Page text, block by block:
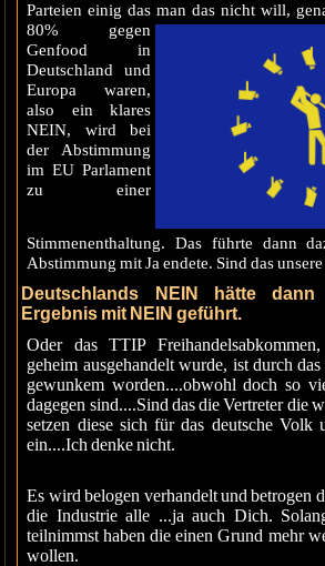
Parteien einig das man das nicht will,
80% gegen
Genfood in
Deutschland und
Europa waren,
also ein klares
NEIN, wird bei
der Abstimmung
im EU Parlament
zu einer
Stimmenenthaltung. Das führte dann
Abstimmung mit Ja endete. Sind das
Deutschlands NEIN hätte
Ergebnis mit NEIN geführt.
Oder das TTIP
geheim ausgehandelt wurde, ist durch
gewunkem worden....obwohl doch so
dagegen sind....Sind das die Vertreter die
setzen diese sich für das deutsche Volk
ein....Ich denke nicht.
Es wird belogen verhandelt und betrogen
die Industrie alle ...ja auch Dich.
teilnimmst haben die einen Grund mehr
wollen.